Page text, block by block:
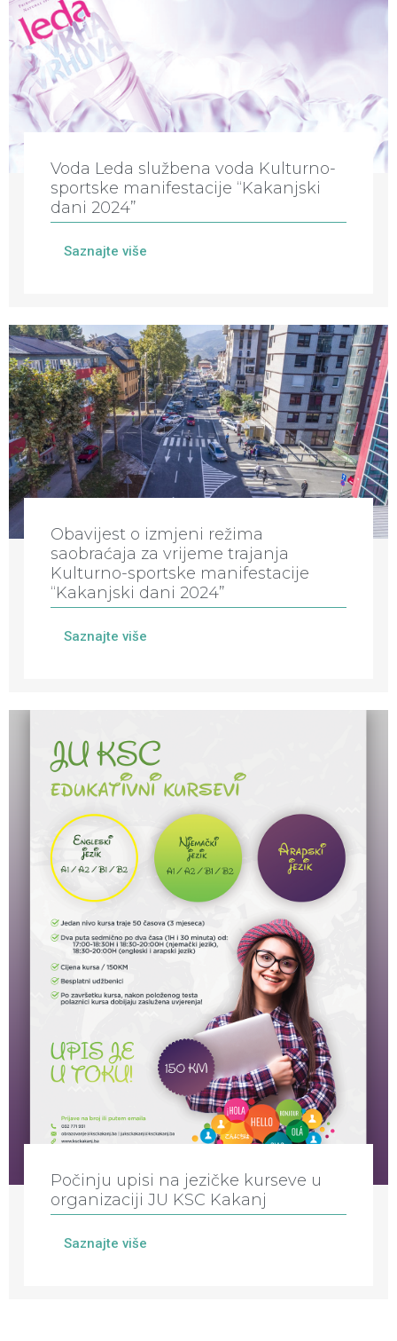
Voda Leda službena voda Kulturno-
sportske manifestacije “Kakanjski
dani 2024”
Saznajte više
Obavijest o izmjeni režima
saobraćaja za vrijeme trajanja
Kulturno-sportske manifestacije
“Kakanjski dani 2024”
Saznajte više
Počinju upisi na jezičke kurseve u
organizaciji JU KSC Kakanj
Saznajte više